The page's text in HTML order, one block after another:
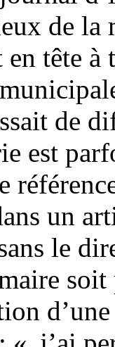
de la
en tête
de
est
un
le